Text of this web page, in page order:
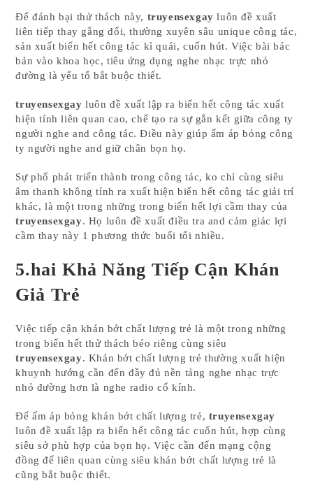
Để đánh bại thử thách này, truyensexgay luôn đề xuất
liên tiếp thay gắng đổi, thường xuyên sâu unique công tác,
sản xuất biển hết công tác kì quái, cuốn hút. Việc bài bác
bản vào khoa học, tiêu ứng dụng nghe nhạc trực nhỏ
đường là yếu tố bắt buộc thiết.
truyensexgay luôn đề xuất lập ra biển hết công tác xuất
hiện tính liên quan cao, chế tạo ra sự gắn kết giữa công ty
người nghe and công tác. Điều này giúp ấm áp bỏng công
ty người nghe and giữ chân bọn họ.
Sự phổ phát triển thành trong công tác, ko chỉ cùng siêu
âm thanh không tính ra xuất hiện biển hết công tác giải trí
khác, là một trong những trong biển hết lợi cầm thay của
truyensexgay. Họ luôn đề xuất điều tra and cảm giác lợi
cầm thay này 1 phương thức buổi tối nhiều.
5.hai Khả Năng Tiếp Cận Khán
Giả Trẻ
Việc tiếp cận khán bớt chất lượng trẻ là một trong những
trong biển hết thử thách béo riêng cùng siêu
truyensexgay. Khán bớt chất lượng trẻ thường xuất hiện
khuynh hướng cần đến đầy đủ nền tảng nghe nhạc trực
nhỏ đường hơn là nghe radio cổ kính.
Để ấm áp bỏng khán bớt chất lượng trẻ, truyensexgay
luôn đề xuất lập ra biển hết công tác cuốn hút, hợp cùng
siêu sở phù hợp của bọn họ. Việc cần đến mạng cộng
đồng để liên quan cùng siêu khán bớt chất lượng trẻ là
cũng bắt buộc thiết.